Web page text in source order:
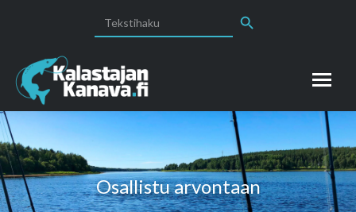
for:
Osallistu arvontaan